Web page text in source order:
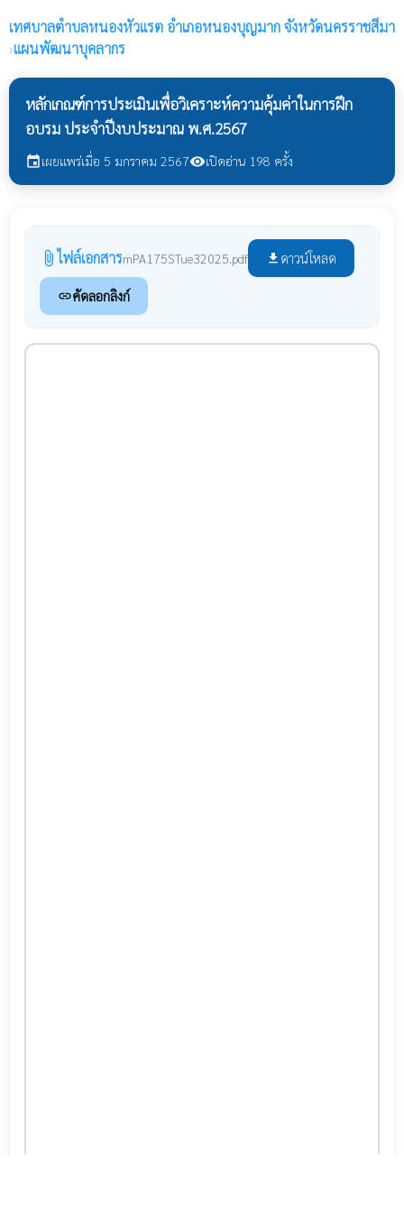
เทศบาลตำบลหนองหัวแรต อำเภอหนองบุญมาก จังหวัดนครราชสีมา
›แผนพัฒนาบุคลากร
หลักเกณฑ์การประเมินเพื่อวิเคราะห์ความคุ้มค่าในการฝึก
อบรม ประจำปีงบประมาณ พ.ศ.2567
eventเผยแพร่เมื่อ 5 มกราคม 2567visibilityเปิดอ่าน 198 ครั้ง
attach_file ไฟล์เอกสารmPA175STue32025.pdf file_download ดาวน์โหลด
linkคัดลอกลิงก์